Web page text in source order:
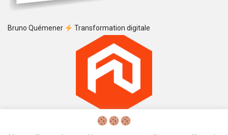
Bruno Quémener Transformation digitale
badge france digitale